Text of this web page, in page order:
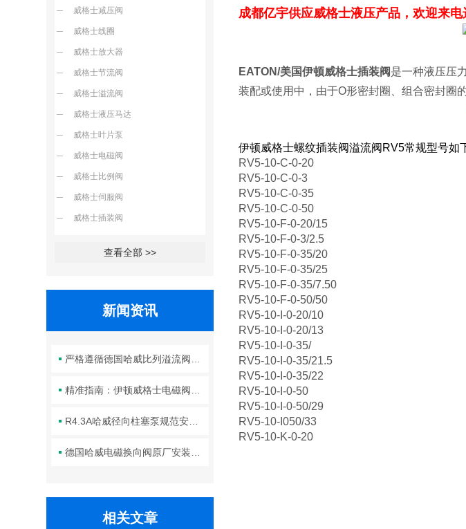
威格士减压阀
威格士线圈
威格士放大器
威格士节流阀
威格士溢流阀
威格士液压马达
威格士叶片泵
威格士电磁阀
威格士比例阀
威格士伺服阀
威格士插装阀
查看全部 >>
新闻资讯
相关文章
成都亿宇供应威格士液压产品，欢迎来电
EATON/美国伊顿威格士插装阀是一种液压压
装配或使用中，由于O形密封圈、组合密封圈
伊顿威格士螺纹插装阀溢流阀RV5常规型号如
RV5-10-C-0-20
RV5-10-C-0-3
RV5-10-C-0-35
RV5-10-C-0-50
RV5-10-F-0-20/15
RV5-10-F-0-3/2.5
RV5-10-F-0-35/20
RV5-10-F-0-35/25
RV5-10-F-0-35/7.50
RV5-10-F-0-50/50
RV5-10-I-0-20/10
RV5-10-I-0-20/13
RV5-10-I-0-35/
RV5-10-I-0-35/21.5
RV5-10-I-0-35/22
RV5-10-I-0-50
RV5-10-I-0-50/29
RV5-10-I050/33
RV5-10-K-0-20